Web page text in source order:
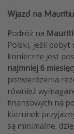
Wjazd na
Podróż na
Polski, jeśli pobyt
konieczne jest
najmniej 6
potwierdzenia
również
finansowych na
kierunek
są minimalne,